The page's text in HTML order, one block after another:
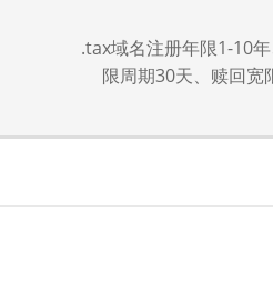
.tax域名注册年限1-10
限周期30天、赎回宽